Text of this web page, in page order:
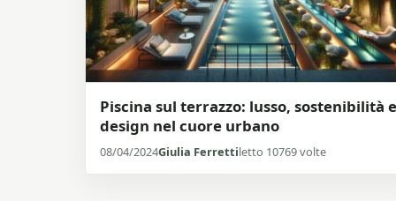
Piscina sul terrazzo: lusso, sostenibilità e
design nel cuore urbano
08/04/2024Giulia Ferrettiletto 10769 volte